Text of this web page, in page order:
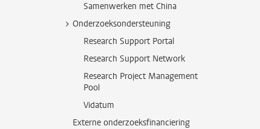
Samenwerken met China
Onderzoeksondersteuning
Research Support Portal
Research Support Network
Research Project Management
Pool
Vidatum
Externe onderzoeksfinanciering